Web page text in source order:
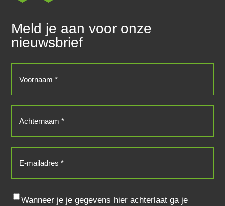
Meld je aan voor onze
nieuwsbrief
Consent
Wanneer je je gegevens hier achterlaat ga je